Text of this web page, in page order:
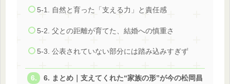
5-1. 自然と育った「支える力」と責任感
5-2. 父との距離が育てた、結婚への慎重さ
5-3. 公表されていない部分には踏み込みすぎず
6. まとめ｜支えてくれた“家族の形”が今の松岡昌